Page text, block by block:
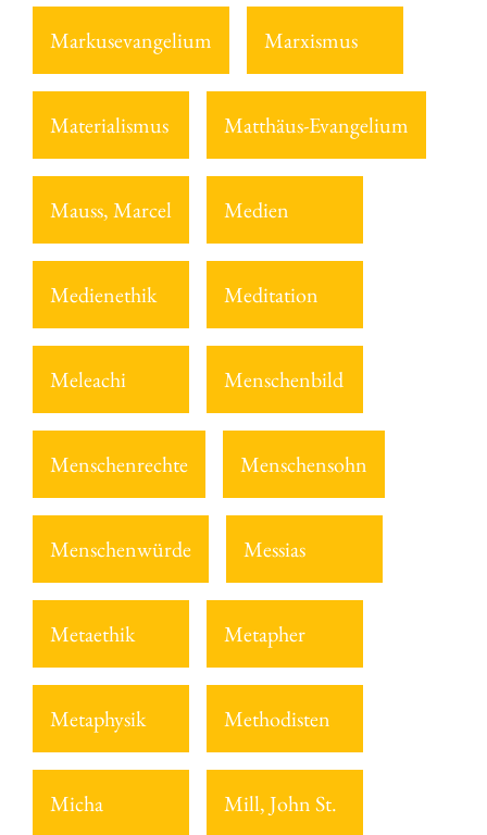
Markusevangelium Marxismus
Materialismus Matthäus-Evangelium
Mauss, Marcel Medien
Medienethik Meditation
Meleachi Menschenbild
Menschenrechte Menschensohn
Menschenwürde Messias
Metaethik Metapher
Metaphysik Methodisten
Micha Mill, John St.